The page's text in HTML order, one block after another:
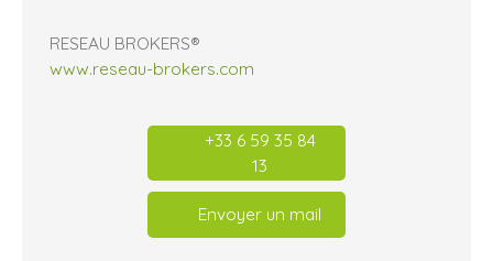
RESEAU BROKERS®
www.reseau-brokers.com
+33 6 59 35 84
13
Envoyer un mail